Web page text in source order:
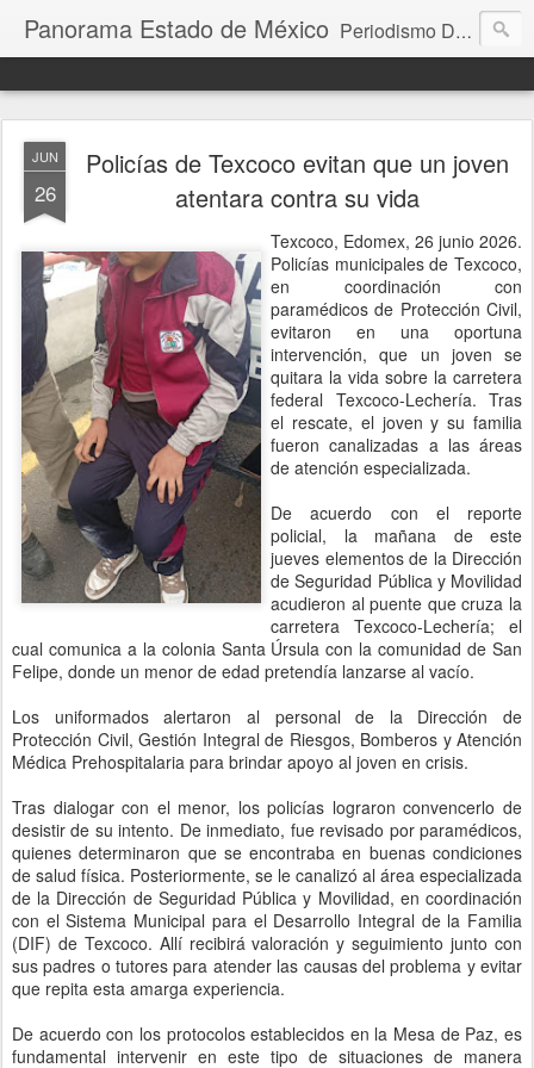
Panorama Estado de México Periodismo Digital
JUN
26
Policías de Texcoco evitan que un joven
atentara contra su vida
Texcoco, Edomex, 26 junio 2026.
Policías municipales de Texcoco,
en coordinación con
paramédicos de Protección Civil,
evitaron en una oportuna
intervención, que un joven se
quitara la vida sobre la carretera
federal Texcoco-Lechería. Tras
el rescate, el joven y su familia
fueron canalizadas a las áreas
de atención especializada.
De acuerdo con el reporte
policial, la mañana de este
jueves elementos de la Dirección
de Seguridad Pública y Movilidad
acudieron al puente que cruza la
carretera Texcoco-Lechería; el
cual comunica a la colonia Santa Úrsula con la comunidad de San
Felipe, donde un menor de edad pretendía lanzarse al vacío.
Los uniformados alertaron al personal de la Dirección de
Protección Civil, Gestión Integral de Riesgos, Bomberos y Atención
Médica Prehospitalaria para brindar apoyo al joven en crisis.
Tras dialogar con el menor, los policías lograron convencerlo de
desistir de su intento. De inmediato, fue revisado por paramédicos,
quienes determinaron que se encontraba en buenas condiciones
de salud física. Posteriormente, se le canalizó al área especializada
de la Dirección de Seguridad Pública y Movilidad, en coordinación
con el Sistema Municipal para el Desarrollo Integral de la Familia
(DIF) de Texcoco. Allí recibirá valoración y seguimiento junto con
sus padres o tutores para atender las causas del problema y evitar
que repita esta amarga experiencia.
De acuerdo con los protocolos establecidos en la Mesa de Paz, es
fundamental intervenir en este tipo de situaciones de manera